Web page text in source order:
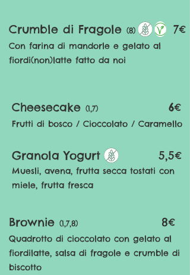
Crumble di Fragole (8) 7€
Con farina di mandorle e gelato al
fiordi(non)latte fatto da noi
Cheesecake (1,7) 6€
Frutti di bosco / Cioccolato / Caramello
Granola Yogurt 5,5€
Muesli, avena, frutta secca tostati con
miele, frutta fresca
Brownie (1,7,8) 8€
Quadrotto di cioccolato con gelato al
fiordilatte, salsa di fragole e crumble di
biscotto